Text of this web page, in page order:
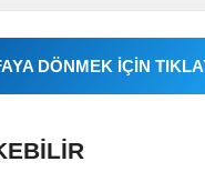
tarafından...
DÖNMEK İÇİN